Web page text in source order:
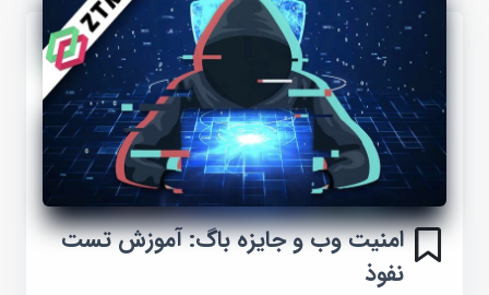
امنیت وب و جایزه باگ: آموزش تست
نفوذ